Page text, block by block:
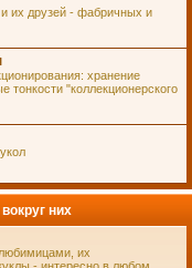
их друзей - фабричных и
хранение
тонкости "коллекционерского
них
их